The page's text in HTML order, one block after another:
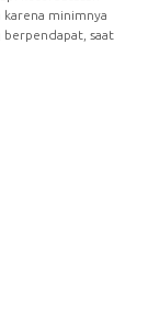
minimnya
saat